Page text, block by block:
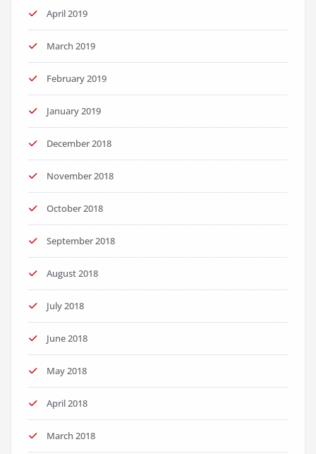
April 2019
March 2019
February 2019
January 2019
December 2018
November 2018
October 2018
September 2018
August 2018
July 2018
June 2018
May 2018
April 2018
March 2018